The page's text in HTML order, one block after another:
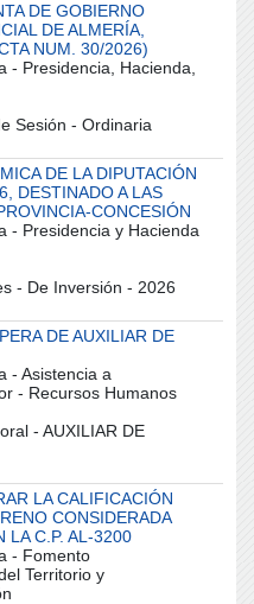
DE GOBIERNO
DE ALMERÍA,
NUM. 30/2026)
- Presidencia, Hacienda,
Sesión - Ordinaria
DE LA DIPUTACIÓN
DESTINADO A LAS
CONCESIÓN
- Presidencia y Hacienda
- De Inversión - 2026
DE AUXILIAR DE
- Asistencia a
- Recursos Humanos
- AUXILIAR DE
LA CALIFICACIÓN
CONSIDERADA
LA C.P. AL-3200
- Fomento
Territorio y